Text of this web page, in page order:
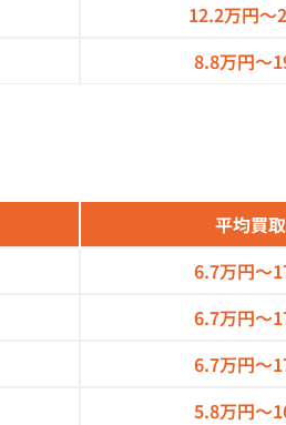
12.2万円～
8.8万円～
平均買
6.7万円～
6.7万円～
6.7万円～
5.8万円～